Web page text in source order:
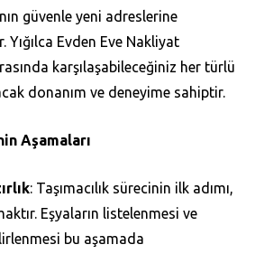
güvenle yeni adreslerine
Yığılca Evden Eve Nakliyat
karşılaşabileceğiniz her türlü
donanım ve deneyime sahiptir.
Aşamaları
: Taşımacılık sürecinin ilk adımı,
Eşyaların listelenmesi ve
bu aşamada